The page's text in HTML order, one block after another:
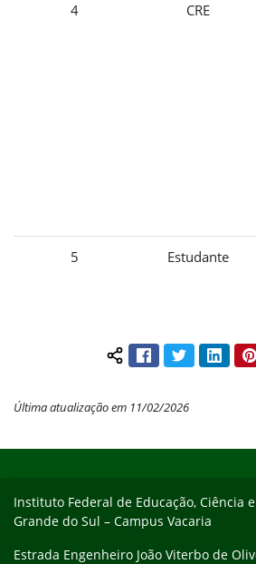
4 CRE
5 Estudante
Compartilhar
FacebookTwitter
Última atualização em 11/02/2026
Instituto Federal de Educação, Ciência
Grande do Sul – Campus Vacaria
Estrada Engenheiro João Viterbo de